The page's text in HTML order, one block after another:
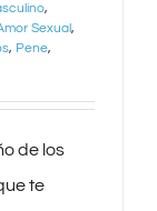
,
Sexual,
, Pene,
de los
te